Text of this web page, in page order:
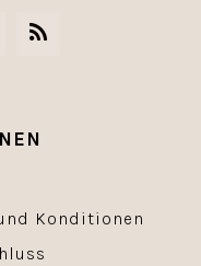
Konditionen